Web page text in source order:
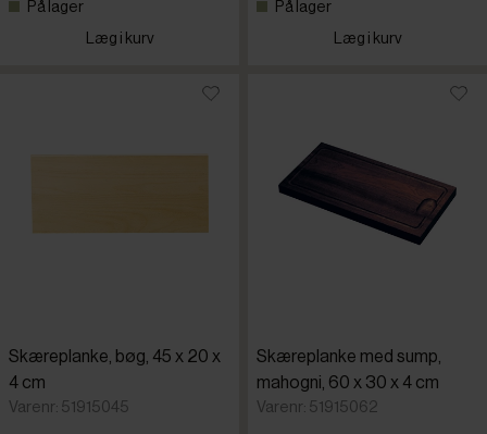
På lager
Læg i kurv
På lager
Læg i kurv
Skæreplanke, bøg, 45 x 20 x
4 cm
Varenr: 51915045
Skæreplanke med sump,
mahogni, 60 x 30 x 4 cm
Varenr: 51915062